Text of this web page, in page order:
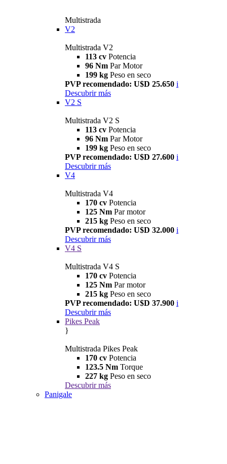
Multistrada
V2
Multistrada V2
113 cv Potencia
96 Nm Par Motor
199 kg Peso en seco
PVP recomendado: U$D 25.650 i
Descubrir más
V2 S
Multistrada V2 S
113 cv Potencia
96 Nm Par Motor
199 kg Peso en seco
PVP recomendado: U$D 27.600 i
Descubrir más
V4
Multistrada V4
170 cv Potencia
125 Nm Par motor
215 kg Peso en seco
PVP recomendado: U$D 32.000 i
Descubrir más
V4 S
Multistrada V4 S
170 cv Potencia
125 Nm Par motor
215 kg Peso en seco
PVP recomendado: U$D 37.900 i
Descubrir más
Pikes Peak
}
Multistrada Pikes Peak
170 cv Potencia
123.5 Nm Torque
227 kg Peso en seco
Descubrir más
Panigale